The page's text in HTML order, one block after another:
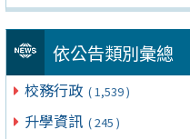
依公告類別彙總
校務行政 ( 1,539 )
升學資訊 ( 245 )